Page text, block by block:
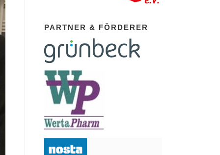
PARTNER & FÖRDERER